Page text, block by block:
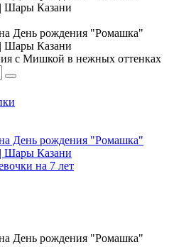
с Мишкой в нежных оттенках
на 7 лет